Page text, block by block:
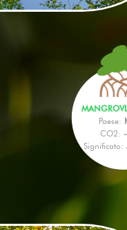
Paese:
CO2:
Significato: